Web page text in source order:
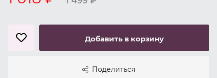
Добавить в корзину
Поделиться